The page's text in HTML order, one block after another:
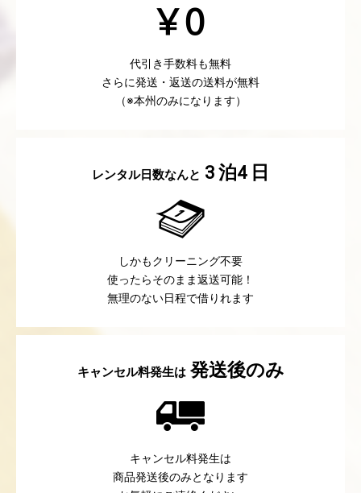
代引き手数料も無料
さらに発送・返送の送料が無料
（※本州のみになります）
レンタル日数なんと 3 泊4 日
しかもクリーニング不要
使ったらそのまま返送可能！
無理のない日程で借りれます
キャンセル料発生は 発送後のみ
キャンセル料発生は
商品発送後のみとなります